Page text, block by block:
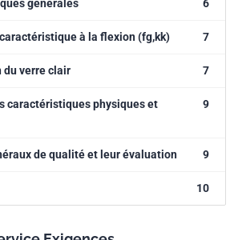
générales 6
à la flexion (fg,kk) 7
du verre clair 7
caractéristiques physiques et
9
de qualité et leur évaluation 9
10